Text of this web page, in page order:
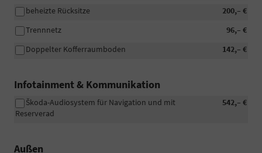
200,– €
beheizte Rücksitze
96,– €
Trennnetz
142,– €
Doppelter Kofferraumboden
Infotainment & Kommunikation
542,– €
Škoda-Audiosystem für Navigation und mit
Reserverad
Außen